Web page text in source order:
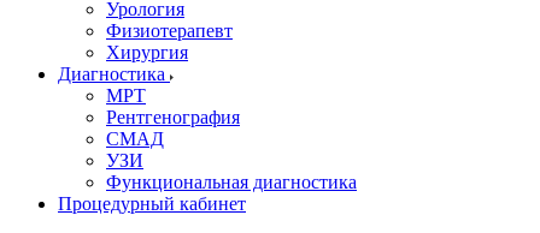
Урология
Физиотерапевт
Хирургия
Диагностика
МРТ
Рентгенография
СМАД
УЗИ
Функциональная диагностика
Процедурный кабинет